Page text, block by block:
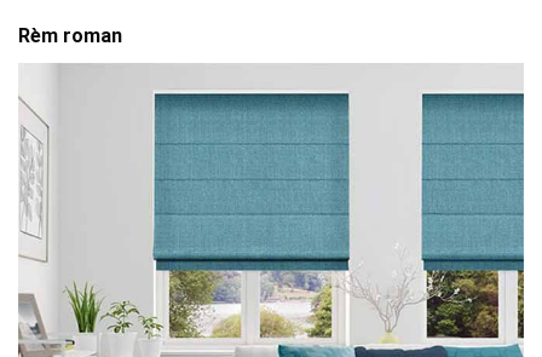
Rèm roman